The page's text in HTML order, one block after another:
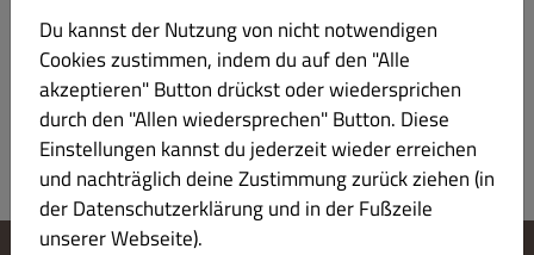
mit Hackfleischsoße, Schinken, Sahne
Du kannst der Nutzung von nicht notwendigen
Cookies zustimmen, indem du auf den "Alle
akzeptieren" Button drückst oder wiedersprichen
durch den "Allen wiedersprechen" Button. Diese
Einstellungen kannst du jederzeit wieder erreichen
und nachträglich deine Zustimmung zurück ziehen (in
der Datenschutzerklärung und in der Fußzeile
unserer Webseite).